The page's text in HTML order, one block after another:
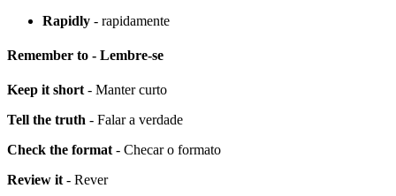
Rapidly - rapidamente
Remember to - Lembre-se
Keep it short - Manter curto
Tell the truth - Falar a verdade
Check the format - Checar o formato
Review it - Rever